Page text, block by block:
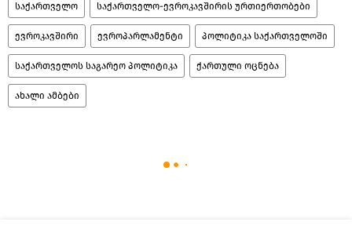
საქართველო საქართველო-ევროკავშირის ურთიერთობები
ევროკავშირი ევროპარლამენტი პოლიტიკა საქართველოში
საქართველოს საგარეო პოლიტიკა ქართული ოცნება
ახალი ამბები